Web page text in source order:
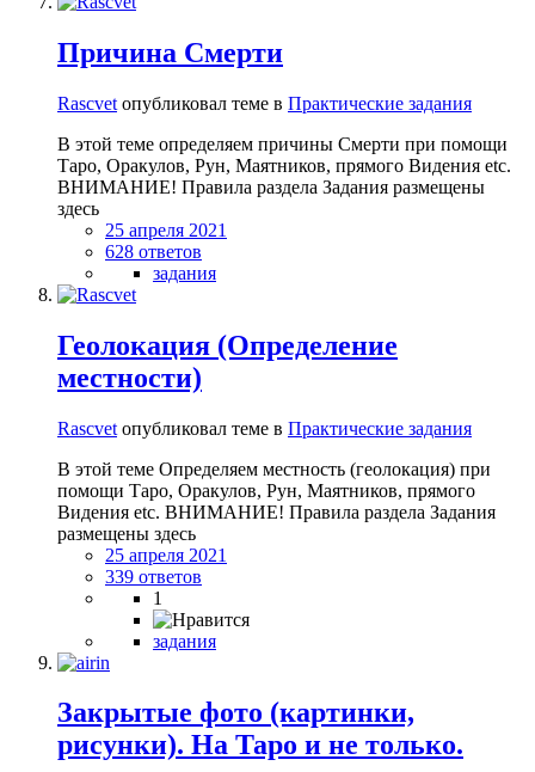
Причина Смерти
Rascvet опубликовал теме в Практические задания
В этой теме определяем причины Смерти при помощи
Таро, Оракулов, Рун, Маятников, прямого Видения etc.
ВНИМАНИЕ! Правила раздела Задания размещены
здесь
25 апреля 2021
628 ответов
задания
Геолокация (Определение
местности)
Rascvet опубликовал теме в Практические задания
В этой теме Определяем местность (геолокация) при
помощи Таро, Оракулов, Рун, Маятников, прямого
Видения etc. ВНИМАНИЕ! Правила раздела Задания
размещены здесь
25 апреля 2021
339 ответов
1
задания
Закрытые фото (картинки,
рисунки). На Таро и не только.